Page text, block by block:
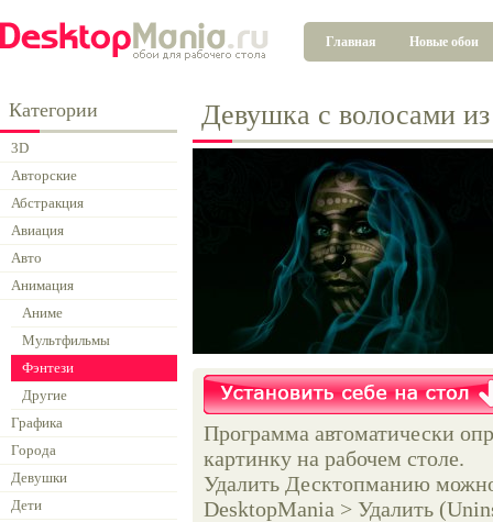
Главная Новые обои
Категории
3D
Авторские
Абстракция
Авиация
Авто
Анимация
Аниме
Мультфильмы
Фэнтези
Другие
Графика
Города
Девушки
Дети
Девушка с волосами
Программа автоматически
картинку на рабочем столе.
Удалить Десктопманию
DesktopMania > Удалить